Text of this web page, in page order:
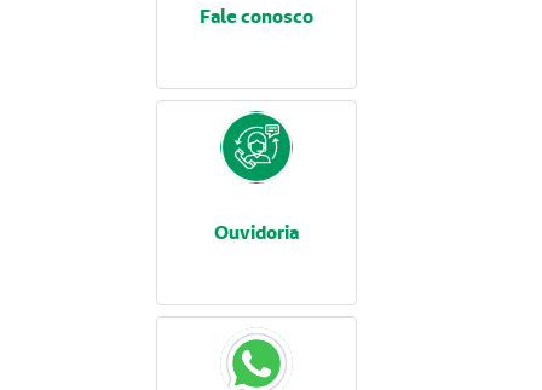
Fale conosco
Ouvidoria